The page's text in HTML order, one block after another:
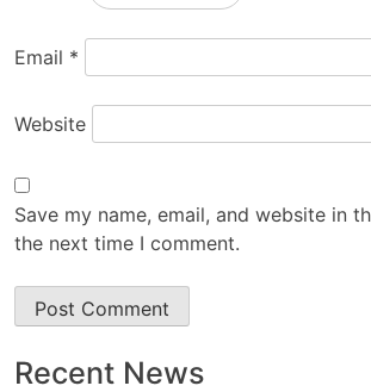
Email *
Website
Save my name, email, and website in
the next time I comment.
Recent News